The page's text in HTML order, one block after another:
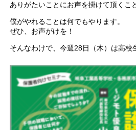
ありがたいことにお声を掛けて頂くこ
僕がやれることは何でもやります。
ぜひ、お声がけを！
そんなわけで、今週28日（木）は高校